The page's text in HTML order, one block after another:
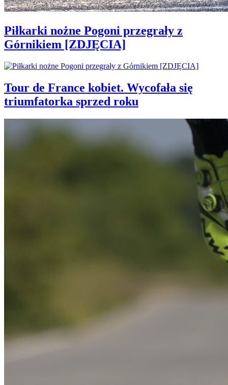
Piłkarki nożne Pogoni przegrały z
Górnikiem [ZDJĘCIA]
Tour de France kobiet. Wycofała się
triumfatorka sprzed roku